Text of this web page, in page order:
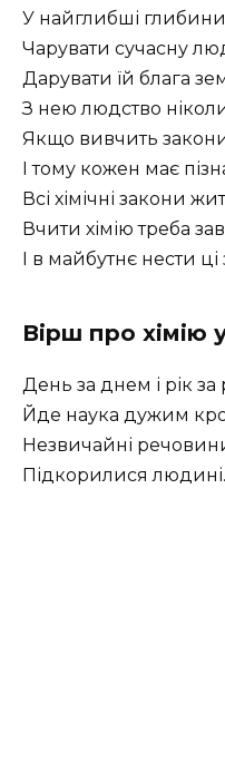
У найглибші
Чарувати сучасну
Дарувати їй блага
З нею людство
Якщо вивчить закони
І тому кожен має
Всі хімічні закони
Вчити хімію треба
І в майбутнє нести ці
Вірш про хімію
День за днем і рік за
Йде наука дужим
Незвичайні
Підкорилися людині.